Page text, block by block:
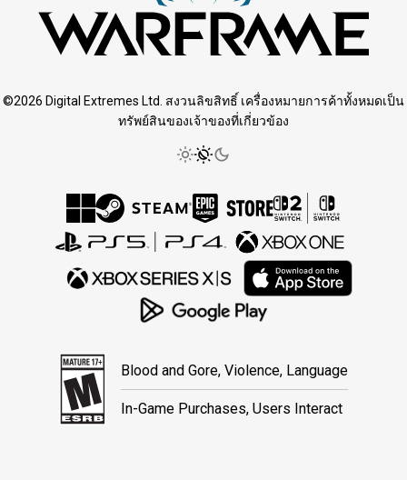
©2026 Digital Extremes Ltd. สงวนลิขสิทธิ์ เครื่องหมายการค้าทั้งหมดเป็น
ทรัพย์สินของเจ้าของที่เกี่ยวข้อง
Blood and Gore, Violence, Language
In-Game Purchases, Users Interact